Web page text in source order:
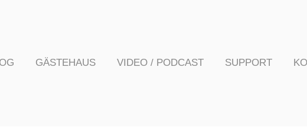
GÄSTEHAUS VIDEO / PODCAST SUPPORT